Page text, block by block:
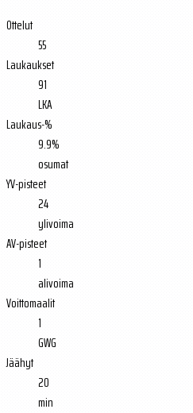
Ottelut
55
Laukaukset
91
LKA
Laukaus-%
9.9%
osumat
YV-pisteet
24
ylivoima
AV-pisteet
1
alivoima
Voittomaalit
1
GWG
Jäähyt
20
min